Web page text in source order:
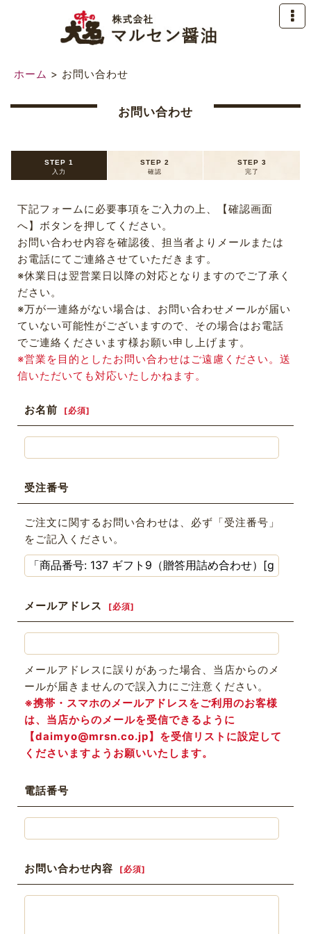
ホーム > お問い合わせ
お問い合わせ
STEP 1
入力
STEP 2
確認
STEP 3
完了
下記フォームに必要事項をご入力の上、【確認画面
へ】ボタンを押してください。
お問い合わせ内容を確認後、担当者よりメールまたは
お電話にてご連絡させていただきます。
※休業日は翌営業日以降の対応となりますのでご了承く
ださい。
※万が一連絡がない場合は、お問い合わせメールが届い
ていない可能性がございますので、その場合はお電話
でご連絡くださいます様お願い申し上げます。
※営業を目的としたお問い合わせはご遠慮ください。送
信いただいても対応いたしかねます。
お名前 [必須]
受注番号
ご注文に関するお問い合わせは、必ず「受注番号」
をご記入ください。
メールアドレス [必須]
メールアドレスに誤りがあった場合、当店からのメ
ールが届きませんので誤入力にご注意ください。
※携帯・スマホのメールアドレスをご利用のお客様
は、当店からのメールを受信できるように
【daimyo@mrsn.co.jp】を受信リストに設定して
くださいますようお願いいたします。
電話番号
お問い合わせ内容 [必須]